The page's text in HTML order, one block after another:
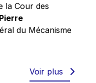
la Cour des
du Mécanisme
Voir plus